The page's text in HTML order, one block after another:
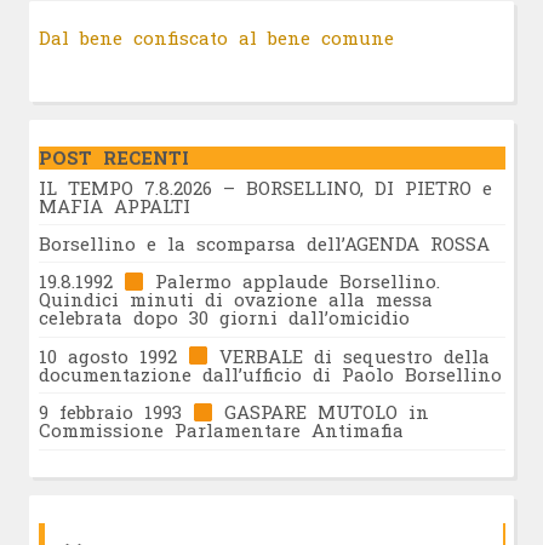
Dal bene confiscato al bene comune
POST RECENTI
IL TEMPO 7.8.2026 – BORSELLINO, DI PIETRO e
MAFIA APPALTI
Borsellino e la scomparsa dell’AGENDA ROSSA
19.8.1992
Palermo applaude Borsellino.
Quindici minuti di ovazione alla messa
celebrata dopo 30 giorni dall’omicidio
10 agosto 1992
VERBALE di sequestro della
documentazione dall’ufficio di Paolo Borsellino
9 febbraio 1993
GASPARE MUTOLO in
Commissione Parlamentare Antimafia